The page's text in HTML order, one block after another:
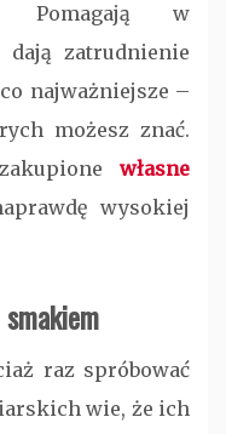
Pomagają w
zatrudnienie
najważniejsze –
możesz znać.
własne
wysokiej
raz spróbować
wie, że ich